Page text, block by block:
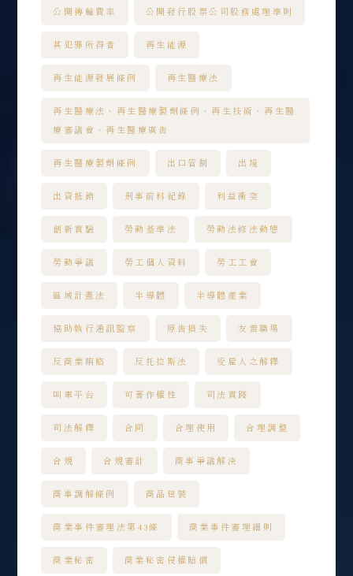
公開傳輸費率 公開發行股票公司股務處理準則
其犯罪所得者 再生能源
再生能源發展條例 再生醫療法
再生醫療法、再生醫療製劑條例、再生技術、再生醫
療審議會、再生醫療廣告
再生醫療製劑條例 出口管制 出境
出資抵銷 刑事前科紀錄 利益衝突
創新實驗 勞動基準法 勞動法修法動態
勞動爭議 勞工個人資料 勞工工會
區域計畫法 半導體 半導體產業
協助執行通訊監察 原告損失 友善職場
反商業賄賂 反托拉斯法 受雇人之解釋
叫車平台 可著作權性 司法實踐
司法解釋 合同 合理使用 合理調整
合規 合規審計 商事爭議解決
商事調解條例 商品包裝
商業事件審理法第43條 商業事件審理細則
商業秘密 商業秘密侵權賠償